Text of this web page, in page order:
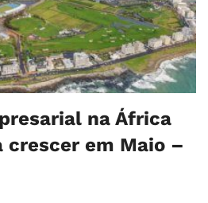
na África
crescer em Maio –